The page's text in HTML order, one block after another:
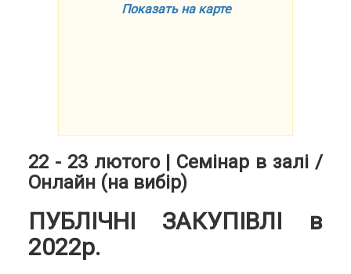
Показать на карте
22 - 23 лютого | Семінар в залі /
Онлайн (на вибір)
ПУБЛІЧНІ ЗАКУПІВЛІ в
2022р.